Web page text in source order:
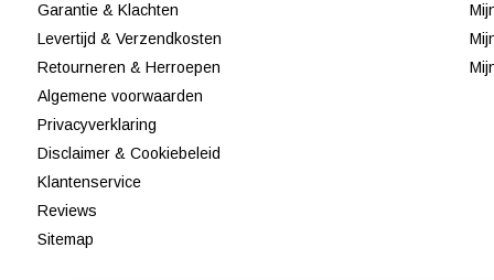
Garantie & Klachten
Levertijd & Verzendkosten
Retourneren & Herroepen
Algemene voorwaarden
Privacyverklaring
Disclaimer & Cookiebeleid
Klantenservice
Reviews
Sitemap